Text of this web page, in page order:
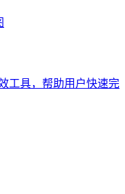
工具，帮助用户快速完